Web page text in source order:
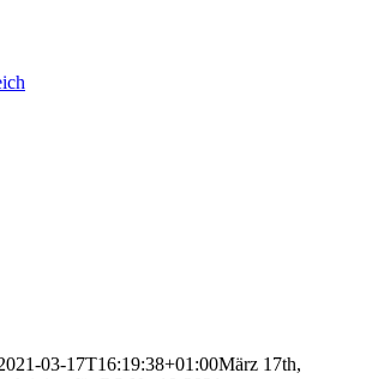
03-17T16:19:38+01:00März 17th,